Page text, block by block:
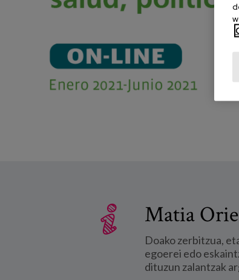
Matia
Doako zerbitzua,
egoerei edo
dituzun zalantzak